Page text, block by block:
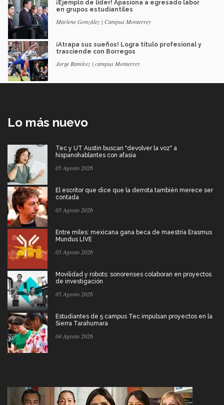
¡Ejemplo de líder! Apasiona a egresado labor
en grupos estudiantiles
Marlene González | Campus Monterrey
¡Atrapa sus sueños! Logra título profesional y
trasciende con Borregos
Jorge Ramírez | campus Monterrey
Lo más nuevo
Tec y UT Austin buscan "devolver la voz" a
hispanohablantes con afasia
05 Agosto 2026
El escritor que dice que la derrota también merece ser
contada
05 Agosto 2026
Entre miles: mexicana gana beca de maestría Erasmus
Mundus LIVE
05 Agosto 2026
Movilidad y robots: sonorenses colaboran en proyectos
de investigación
05 Agosto 2026
Estudiantes de 5 campus Tec impulsan proyectos en la
Sierra Tarahumara
04 Agosto 2026